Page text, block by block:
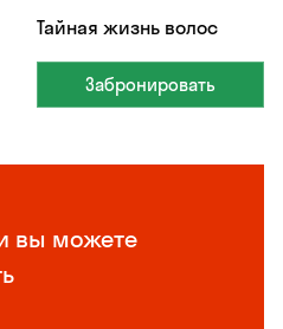
вы можете
Тайная жизнь волос
Забронировать